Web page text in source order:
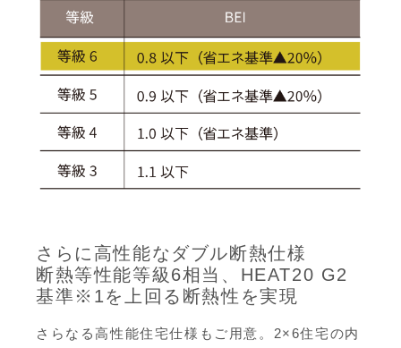
さらに高性能なダブル断熱仕様
断熱等性能等級6相当、HEAT20 G2
基準※1を上回る断熱性を実現
さらなる高性能住宅仕様もご用意。2×6住宅の内